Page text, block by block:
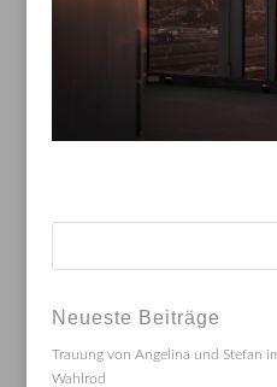
Neueste Beiträge
Trauung von Angelina und Stefan
Wahlrod